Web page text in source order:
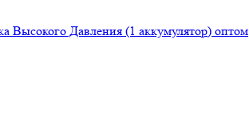
Высокого Давления (1 аккумулятор) оптом